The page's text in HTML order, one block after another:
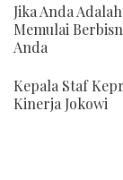
Jika Anda
Memulai
Anda
Kepala Staf
Kinerja Jokowi